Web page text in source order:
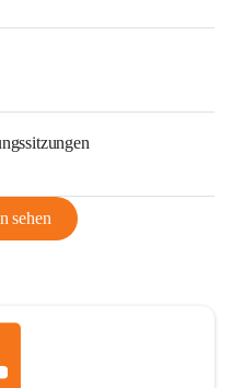
sehen